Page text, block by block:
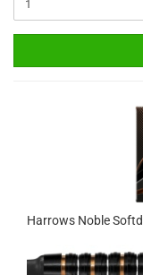
Har­rows Noble